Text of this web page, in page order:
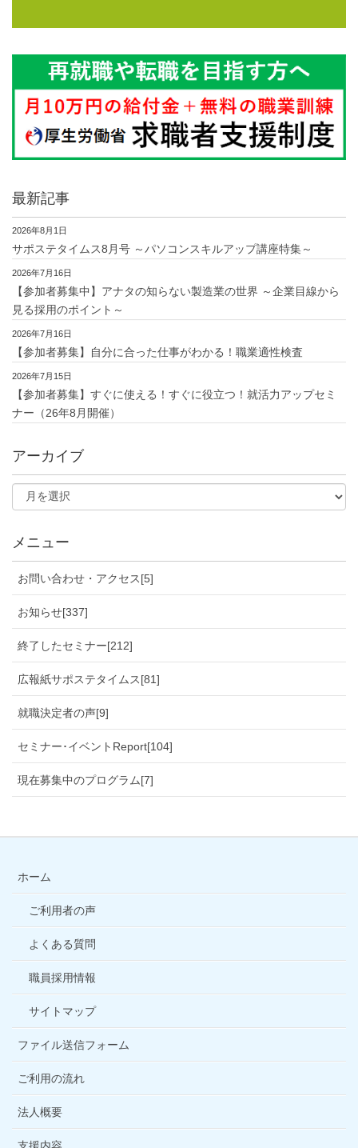
最新記事
2026年8月1日
サポステタイムス8月号 ～パソコンスキルアップ講座特集～
2026年7月16日
【参加者募集中】アナタの知らない製造業の世界 ～企業目線から
見る採用のポイント～
2026年7月16日
【参加者募集】自分に合った仕事がわかる！職業適性検査
2026年7月15日
【参加者募集】すぐに使える！すぐに役立つ！就活力アップセミ
ナー（26年8月開催）
アーカイブ
メニュー
お問い合わせ・アクセス[5]
お知らせ[337]
終了したセミナー[212]
広報紙サポステタイムス[81]
就職決定者の声[9]
セミナー･イベントReport[104]
現在募集中のプログラム[7]
ホーム
ご利用者の声
よくある質問
職員採用情報
サイトマップ
ファイル送信フォーム
ご利用の流れ
法人概要